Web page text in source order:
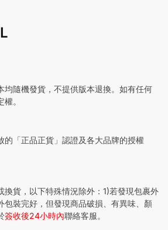
均隨機發貨，不提供版本退換。如有任何
。
的「正品正貨」認證及各大品牌的授權
換貨，以下特殊情況除外：1)若發現包裹外
包裝完好，但發現商品破損、有異味、顏
簽收後24小時內聯絡客服。